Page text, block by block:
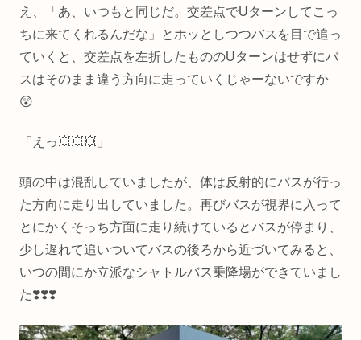
え、「あ、いつもと同じだ。交差点でUターンしてこっ
ちに来てくれるんだな」とホッとしつつバスを目で追っ
ていくと、交差点を左折したもののUターンはせずにバ
スはそのまま違う方向に走っていくじゃーないですか
😲
「えっ💥💥💥」
頭の中は混乱していましたが、体は反射的にバスが行っ
た方向に走り出していました。再びバスが視界に入って
とにかくそっち方面に走り続けているとバスが停まり、
少し遅れて追いついてバスの後ろから近づいてみると、
いつの間にか立派なシャトルバス乗降場ができていまし
た❣️❣️❣️